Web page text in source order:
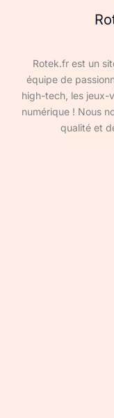
Rotek.fr est un
équipe de
high-tech, les jeux-
numérique ! Nous
qualité et